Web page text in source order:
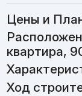
Цены и
квартира,
Ход